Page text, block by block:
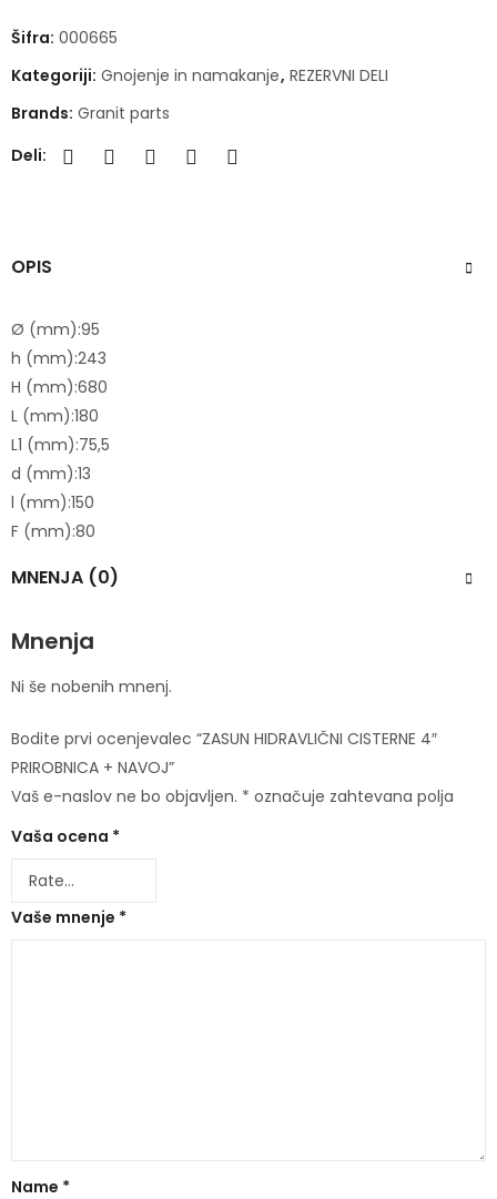
Šifra: 000665
Kategoriji: Gnojenje in namakanje, REZERVNI DELI
Brands: Granit parts
Deli:
OPIS
Ø (mm):95
h (mm):243
H (mm):680
L (mm):180
L1 (mm):75,5
d (mm):13
l (mm):150
F (mm):80
MNENJA (0)
Mnenja
Ni še nobenih mnenj.
Bodite prvi ocenjevalec “ZASUN HIDRAVLIČNI CISTERNE 4″
PRIROBNICA + NAVOJ”
Vaš e-naslov ne bo objavljen. * označuje zahtevana polja
Vaša ocena *
Vaše mnenje *
Name *